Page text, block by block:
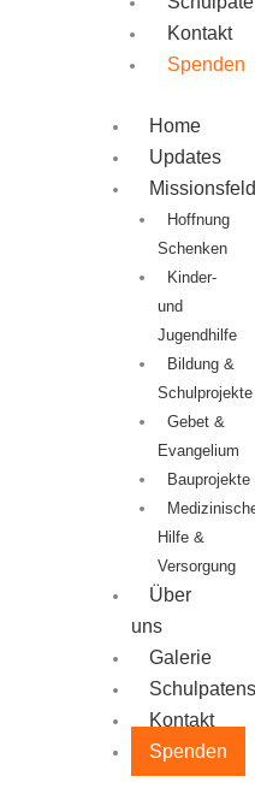
Kontakt
Spenden
Home
Updates
Hoffnung
Schenken
Kinder-
und
Jugendhilfe
Bildung &
Schulprojekte
Gebet &
Evangelium
Bauprojekte
Hilfe &
Versorgung
Über
uns
Galerie
Kontakt
Spenden